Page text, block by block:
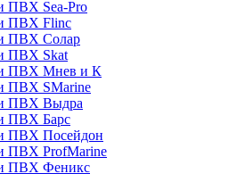
ПВХ Sea-Pro
ПВХ Flinc
ПВХ Солар
ПВХ Skat
ПВХ Мнев и К
ПВХ SMarine
ПВХ Выдра
ПВХ Барс
ПВХ Посейдон
ПВХ ProfMarine
ПВХ Феникс